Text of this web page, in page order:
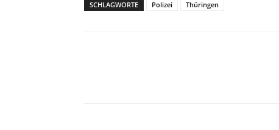
SCHLAGWORTE Polizei Thüringen